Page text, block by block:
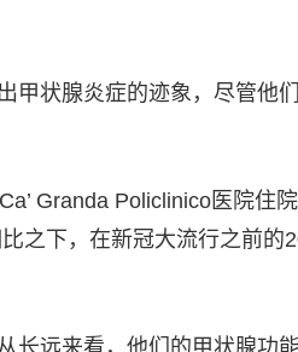
甲状腺炎症的迹象，尽管他
Granda Policlinico医院住
之下，在新冠大流行之前的